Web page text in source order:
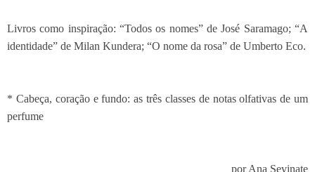
Livros como inspiração: “Todos os nomes” de José Saramago; “A
identidade” de Milan Kundera; “O nome da rosa” de Umberto Eco.
* Cabeça, coração e fundo: as três classes de notas olfativas de um
perfume
por Ana Sevinate